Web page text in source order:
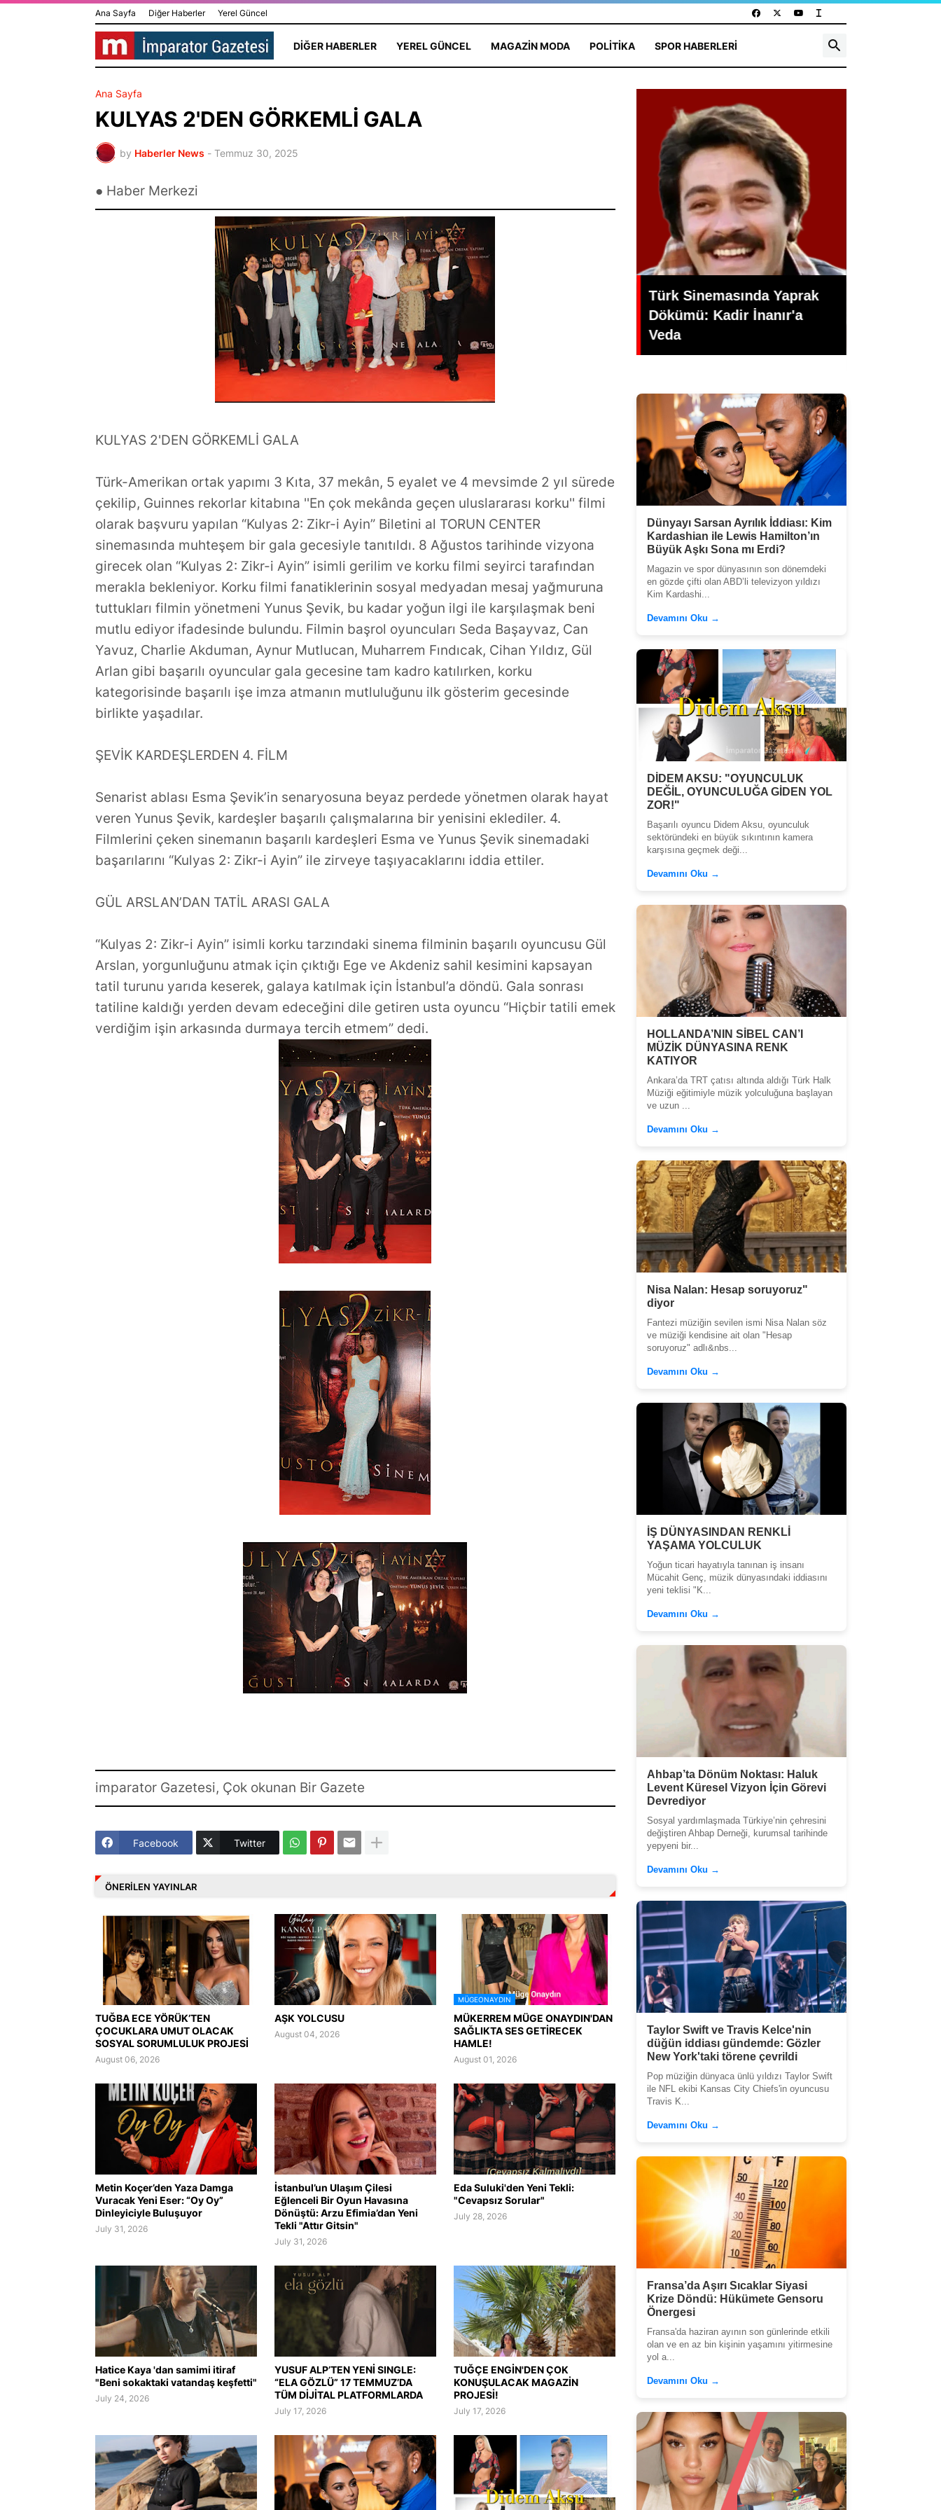
Ana Sayfa Diğer Haberler Yerel Güncel
DIĞER HABERLER YEREL GÜNCEL MAGAZIN MODA POLITIKA SPOR HABERLERI
Ana Sayfa
KULYAS 2'DEN GÖRKEMLİ GALA
by Haberler News - Temmuz 30, 2025
● Haber Merkezi
KULYAS 2'DEN GÖRKEMLİ GALA
Türk-Amerikan ortak yapımı 3 Kıta, 37 mekân, 5 eyalet ve 4 mevsimde 2 yıl sürede
çekilip, Guinnes rekorlar kitabına ''En çok mekânda geçen uluslararası korku'' filmi
olarak başvuru yapılan “Kulyas 2: Zikr-i Ayin” Biletini al TORUN CENTER
sinemasında muhteşem bir gala gecesiyle tanıtıldı. 8 Ağustos tarihinde vizyona
girecek olan “Kulyas 2: Zikr-i Ayin” isimli gerilim ve korku filmi seyirci tarafından
merakla bekleniyor. Korku filmi fanatiklerinin sosyal medyadan mesaj yağmuruna
tuttukları filmin yönetmeni Yunus Şevik, bu kadar yoğun ilgi ile karşılaşmak beni
mutlu ediyor ifadesinde bulundu. Filmin başrol oyuncuları Seda Başayvaz, Can
Yavuz, Charlie Akduman, Aynur Mutlucan, Muharrem Fındıcak, Cihan Yıldız, Gül
Arlan gibi başarılı oyuncular gala gecesine tam kadro katılırken, korku
kategorisinde başarılı işe imza atmanın mutluluğunu ilk gösterim gecesinde
birlikte yaşadılar.
ŞEVİK KARDEŞLERDEN 4. FİLM
Senarist ablası Esma Şevik’in senaryosuna beyaz perdede yönetmen olarak hayat
veren Yunus Şevik, kardeşler başarılı çalışmalarına bir yenisini eklediler. 4.
Filmlerini çeken sinemanın başarılı kardeşleri Esma ve Yunus Şevik sinemadaki
başarılarını “Kulyas 2: Zikr-i Ayin” ile zirveye taşıyacaklarını iddia ettiler.
GÜL ARSLAN’DAN TATİL ARASI GALA
“Kulyas 2: Zikr-i Ayin” isimli korku tarzındaki sinema filminin başarılı oyuncusu Gül
Arslan, yorgunluğunu atmak için çıktığı Ege ve Akdeniz sahil kesimini kapsayan
tatil turunu yarıda keserek, galaya katılmak için İstanbul’a döndü. Gala sonrası
tatiline kaldığı yerden devam edeceğini dile getiren usta oyuncu “Hiçbir tatili emek
verdiğim işin arkasında durmaya tercih etmem” dedi.
imparator Gazetesi, Çok okunan Bir Gazete
Facebook Twitter
ÖNERILEN YAYINLAR
TUĞBA ECE YÖRÜK’TEN
ÇOCUKLARA UMUT OLACAK
SOSYAL SORUMLULUK PROJESİ
August 06, 2026
AŞK YOLCUSU
August 04, 2026
MÜGEONAYDIN
MÜKERREM MÜGE ONAYDIN'DAN
SAĞLIKTA SES GETİRECEK
HAMLE!
August 01, 2026
Metin Koçer’den Yaza Damga
Vuracak Yeni Eser: “Oy Oy”
Dinleyiciyle Buluşuyor
July 31, 2026
İstanbul’un Ulaşım Çilesi
Eğlenceli Bir Oyun Havasına
Dönüştü: Arzu Efimia’dan Yeni
Tekli "Attır Gitsin"
July 31, 2026
Eda Suluki'den Yeni Tekli:
"Cevapsız Sorular"
July 28, 2026
Hatice Kaya 'dan samimi itiraf
"Beni sokaktaki vatandaş keşfetti"
July 24, 2026
YUSUF ALP’TEN YENİ SINGLE:
“ELA GÖZLÜ” 17 TEMMUZ’DA
TÜM DİJİTAL PLATFORMLARDA
July 17, 2026
TUĞÇE ENGİN'DEN ÇOK
KONUŞULACAK MAGAZİN
PROJESİ!
July 17, 2026
Edebiyat ve Psikoloji
Dünyasının Üretken İsmi:
Büşra Öztürk
Yeşilçam’da Yas: Kadir
İnanır Hayatını Kaybetti,
Yönetmen Mehmet Ali
Türk Sinemasında Yaprak
Dökümü: Kadir İnanır'a
Veda
Dünyayı Sarsan Ayrılık İddiası: Kim
Kardashian ile Lewis Hamilton’ın
Büyük Aşkı Sona mı Erdi?
Magazin ve spor dünyasının son dönemdeki
en gözde çifti olan ABD’li televizyon yıldızı
Kim Kardashi...
Devamını Oku →
DİDEM AKSU: "OYUNCULUK
DEĞİL, OYUNCULUĞA GİDEN YOL
ZOR!"
Başarılı oyuncu Didem Aksu, oyunculuk
sektöründeki en büyük sıkıntının kamera
karşısına geçmek deği...
Devamını Oku →
HOLLANDA’NIN SİBEL CAN’I
MÜZİK DÜNYASINA RENK
KATIYOR
Ankara’da TRT çatısı altında aldığı Türk Halk
Müziği eğitimiyle müzik yolculuğuna başlayan
ve uzun ...
Devamını Oku →
Nisa Nalan: Hesap soruyoruz"
diyor
Fantezi müziğin sevilen ismi Nisa Nalan söz
ve müziği kendisine ait olan "Hesap
soruyoruz" adlı&nbs...
Devamını Oku →
İŞ DÜNYASINDAN RENKLİ
YAŞAMA YOLCULUK
Yoğun ticari hayatıyla tanınan iş insanı
Mücahit Genç, müzik dünyasındaki iddiasını
yeni teklisi "K...
Devamını Oku →
Ahbap’ta Dönüm Noktası: Haluk
Levent Küresel Vizyon İçin Görevi
Devrediyor
Sosyal yardımlaşmada Türkiye’nin çehresini
değiştiren Ahbap Derneği, kurumsal tarihinde
yepyeni bir...
Devamını Oku →
Taylor Swift ve Travis Kelce'nin
düğün iddiası gündemde: Gözler
New York'taki törene çevrildi
Pop müziğin dünyaca ünlü yıldızı Taylor Swift
ile NFL ekibi Kansas City Chiefs'in oyuncusu
Travis K...
Devamını Oku →
Fransa’da Aşırı Sıcaklar Siyasi
Krize Döndü: Hükümete Gensoru
Önergesi
Fransa'da haziran ayının son günlerinde etkili
olan ve en az bin kişinin yaşamını yitirmesine
yol a...
Devamını Oku →